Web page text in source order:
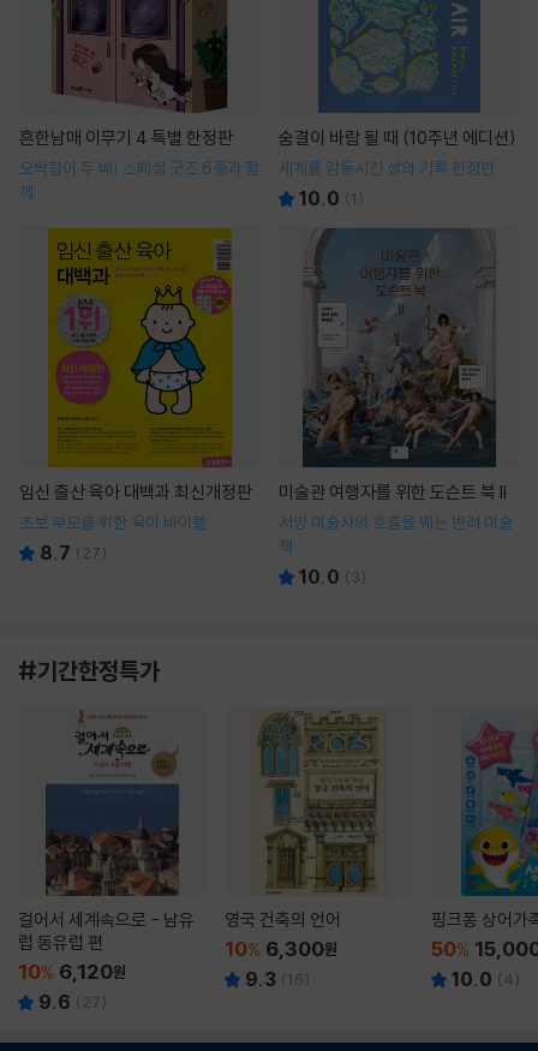
흔한남매 이무기 4 특별 한정판
오싹함이 두 배! 스페셜 굿즈 6종과 함
께
숨결이 바람 될 때 (10주년 에디션)
세계를 감동시킨 생의 기록 한정판
10.0 (1 )
임신 출산 육아 대백과 최신개정판
초보 부모를 위한 육아 바이블
8.7 ( 27)
미술관 여행자를 위한 도슨트 북 II
서양 미술사의 흐름을 꿰는 반려 미술
책
10.0 ( 3)
#기간한정특가
걸어서 세계속으로 - 남유
럽 동유럽 편
10% 6,120원
9.6 ( 27)
영국 건축의 언어
10% 6,300원
9.3 (16)
핑크퐁 상어가
50%
10.0 (4)